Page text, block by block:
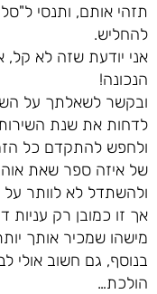
תזהי אותם, ותנסי
להחליש.
אני יודעת שזה לא
הנכונה!
ובקשר לשאלתך על
לדחות את שנת
ולחפש להתקדם כל
של איזה ספר שאת
ולהשתדל לא לוותר
אך זו כמובן רק עניות
מישהו שמכיר אותך
בנוסף, גם חשוב אולי
הולכת…